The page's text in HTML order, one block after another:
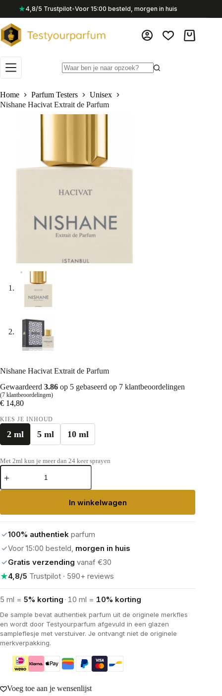
inhoud
★4,8/5 Trustpilot•Voor 15:00 besteld, morgen in huis
Home
Parfum Testers
Unisex
Nishane Hacivat Extrait de Parfum
Nishane Hacivat Extrait de Parfum
Gewaardeerd 3.86 op 5 gebaseerd op 7 klantbeoordelingen
(7 klantbeoordelingen)
€ 14,80
KIES JE INHOUD
2 ml 5 ml 10 ml
Met 2ml kun je meer dan 24 keer sprayen
Nishane
Hacivat
de
In winkelwagen
✓100% authentiek parfum
✓Voor 15:00 besteld, morgen in huis
✓Gratis verzending vanaf €30
★4,8/5 Trustpilot · 590+ reviews
5 ml = 5% korting · 10 ml = 10% korting
De sample bevat authentiek parfum uit de originele merkfles
en wordt door Testyourparfum afgevuld in een glazen
sampleflesje met verstuiver. Je ontvangt niet de originele
merkverpakking.
Voeg toe aan je wensenlijst